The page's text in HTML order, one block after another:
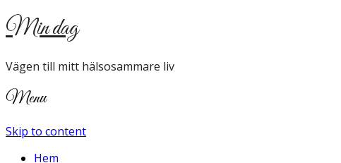
Min dag
Vägen till mitt hälsosammare liv
Menu
Skip to content
Hem